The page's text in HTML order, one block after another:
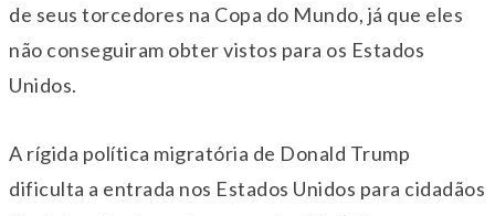
de seus torcedores na Copa do Mundo, já que eles
não conseguiram obter vistos para os Estados
Unidos.
A rígida política migratória de Donald Trump
dificulta a entrada nos Estados Unidos para cidadãos